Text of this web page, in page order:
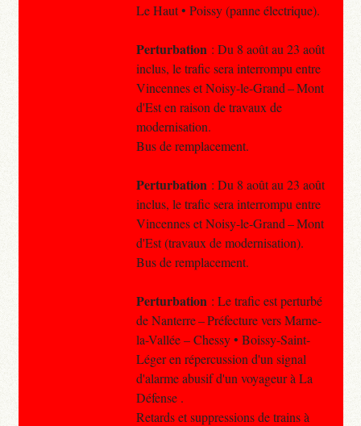
Le Haut • Poissy (panne électrique).
Perturbation : Du 8 août au 23 août
inclus, le trafic sera interrompu entre
Vincennes et Noisy-le-Grand – Mont
d'Est en raison de travaux de
modernisation.
Bus de remplacement.
Perturbation : Du 8 août au 23 août
inclus, le trafic sera interrompu entre
Vincennes et Noisy-le-Grand – Mont
d'Est (travaux de modernisation).
Bus de remplacement.
Perturbation : Le trafic est perturbé
de Nanterre – Préfecture vers Marne-
la-Vallée – Chessy • Boissy-Saint-
Léger en répercussion d'un signal
d'alarme abusif d'un voyageur à La
Défense .
Retards et suppressions de trains à